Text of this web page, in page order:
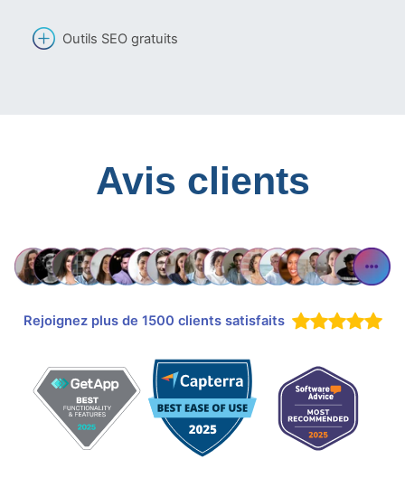
Outils SEO gratuits
Avis clients
Rejoignez plus de 1500 clients satisfaits